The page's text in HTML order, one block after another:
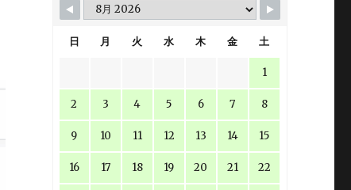
日 月 火 水 木 金 土
1
2 3 4 5 6 7 8
9 10 11 12 13 14 15
16 17 18 19 20 21 22